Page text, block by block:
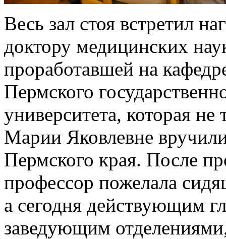
Весь зал стоя встретил
доктору медицинских
проработавшей на
Пермского
университета, которая
Марии Яковлевне
Пермского края. После
профессор пожелала
а сегодня действующим
заведующим